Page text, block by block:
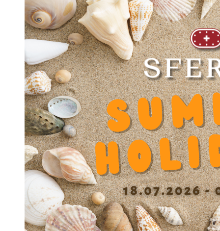
Poids net
150 g
Diamètre extérieur D
0
Diamètre intérieur d
0
Longueur
49 mm
Coeff. Facteur Dynamique Y
0.000000
Diamètre intérieur (ext roulement) D
32
Diamètre passage de vis V
5.5
Entraxe vis Y
60
Hauteur H
38
Hauteur Base F
Hauteur centre X
24
47
Largeur A
70
Longueur B
49
Matière
Alu